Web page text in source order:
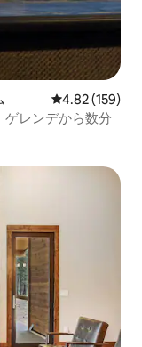
レビュー159
4.82 (159)
レンデから数分